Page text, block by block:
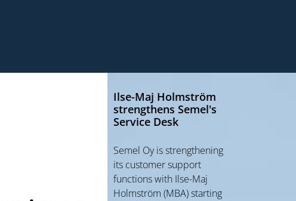
Ilse-Maj Holmström
strengthens Semel's
Service Desk
Semel Oy is strengthening
its customer support
functions with Ilse-Maj
Holmström (MBA) starting